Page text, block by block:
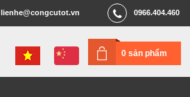
0966.404.460
lienhe@congcutot.vn
0 sản phẩm